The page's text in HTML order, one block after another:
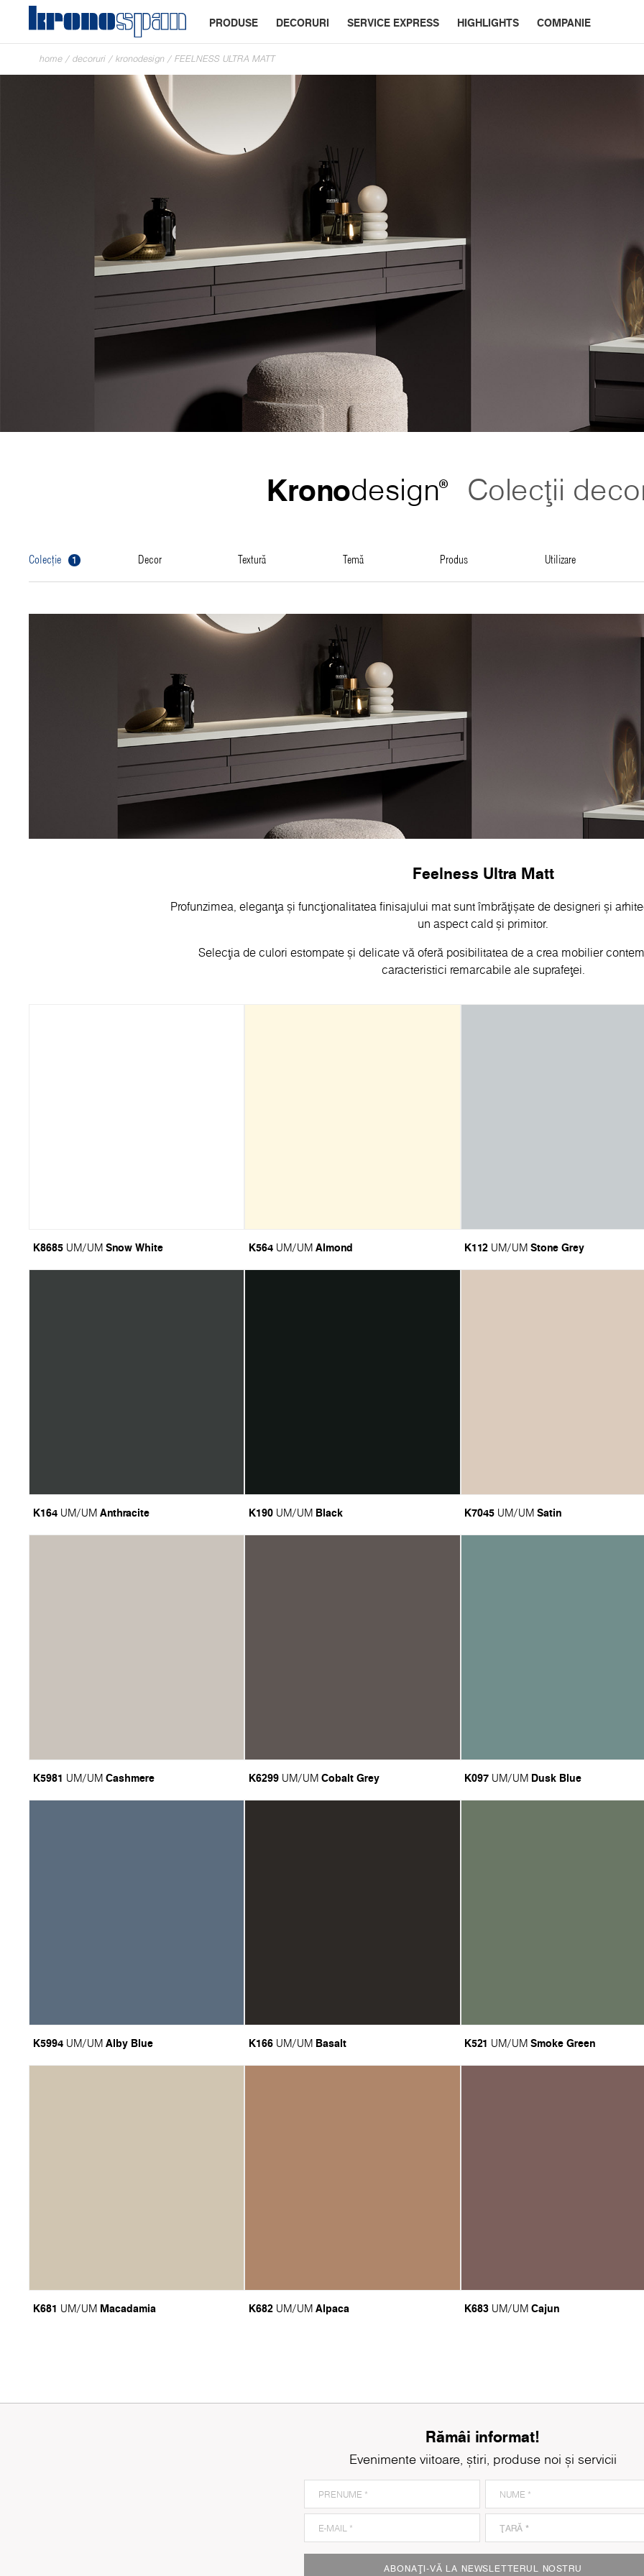
PRODUSE DECORURI SERVICE EXPRESS HIGHLIGHTS COMPANIE
home / decoruri / kronodesign / FEELNESS ULTRA MATT
Kronodesign® Colecții
colecție 1 decor textură temă produs utilizare
Feelness Ultra Matt
Profunzimea, eleganța și funcționalitatea finisajului mat sunt îmbrățișate de designeri și
un aspect cald și primitor.
Selecția de culori estompate și delicate vă oferă posibilitatea de a crea mobilier
caracteristici remarcabile ale suprafeței.
K8685 UM/UM Snow White K564 UM/UM Almond K112 UM/UM Stone Grey
K164 UM/UM Anthracite K190 UM/UM Black K7045 UM/UM Satin
K5981 UM/UM Cashmere K6299 UM/UM Cobalt Grey K097 UM/UM Dusk Blue
K5994 UM/UM Alby Blue K166 UM/UM Basalt K521 UM/UM Smoke Green
K681 UM/UM Macadamia K682 UM/UM Alpaca K683 UM/UM Cajun
Rămâi informat!
Evenimente viitoare, știri, produse noi și servicii
ABONAȚI-VĂ LA NEWSLETTERUL NOSTRU